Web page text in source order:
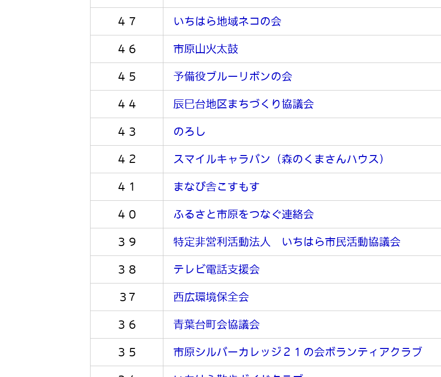
４７ いちはら地域ネコの会
４６ 市原山火太鼓
４５ 予備役ブルーリボンの会
４４ 辰巳台地区まちづくり協議会
４３ のろし
４２ スマイルキャラバン（森のくまさんハウス）
４１ まなび舎こすもす
４０ ふるさと市原をつなぐ連絡会
３９ 特定非営利活動法人 いちはら市民活動協議会
３８ テレビ電話支援会
３7 西広環境保全会
３６ 青葉台町会協議会
３５ 市原シルバーカレッジ２１の会ボランティアクラブ